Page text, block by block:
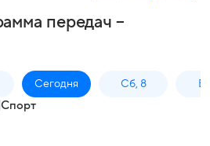
передач –
Сегодня Сб, 8
Спорт